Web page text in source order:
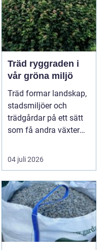
Träd ryggraden i
vår gröna miljö
Träd formar landskap,
stadsmiljöer och
trädgårdar på ett sätt
som få andra växter
04 juli 2026